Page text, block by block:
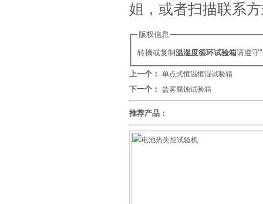
姐，或者扫描联系
版权信息
转摘或复制温湿度循环试验箱请遵守
上一个： 单点式恒温恒湿试验箱
下一个： 盐雾腐蚀试验箱
推荐产品：